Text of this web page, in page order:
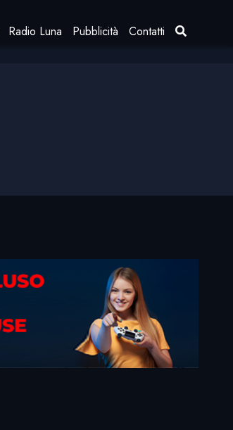
Radio Luna Pubblicità Contatti